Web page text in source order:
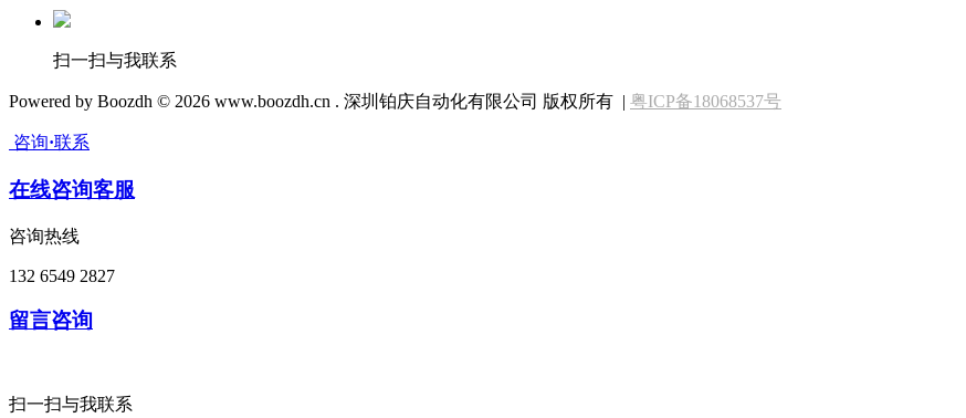
扫一扫与我联系
Powered by Boozdh © 2026 www.boozdh.cn . 深圳铂庆自动化有限公司 版权所有 | 粤ICP备18068537号
咨询·联系
在线咨询客服
咨询热线
132 6549 2827
留言咨询
扫一扫与我联系